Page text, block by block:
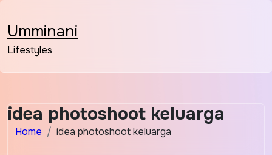
content
Umminani
Lifestyles
idea photoshoot keluarga
Home idea photoshoot keluarga